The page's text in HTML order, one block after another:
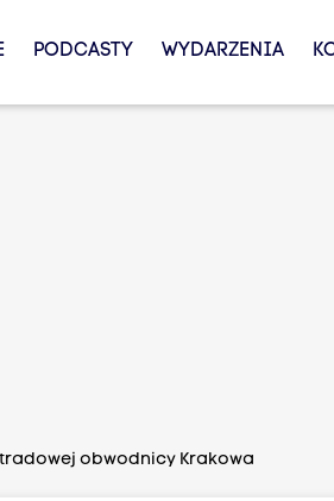
PODCASTY WYDARZENIA
obwodnicy Krakowa